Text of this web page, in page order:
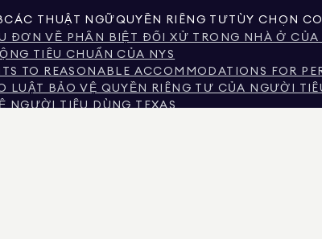
CÁC THUẬT NGỮQUYỀN RIÊNG TƯTÙY CHỌN
ĐƠN VỀ PHÂN BIỆT ĐỐI XỬ TRONG NHÀ Ở CỦA
TIÊU CHUẨN CỦA NYS
TO REASONABLE ACCOMMODATIONS FOR
LUẬT BẢO VỆ QUYỀN RIÊNG TƯ CỦA NGƯỜI
NGƯỜI TIÊU DÙNG TEXAS